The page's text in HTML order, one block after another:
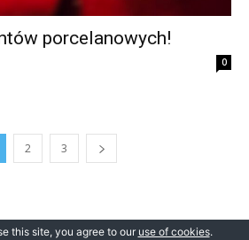
porcelanowych!
0
2 3
this site, you agree to our use of cookies.